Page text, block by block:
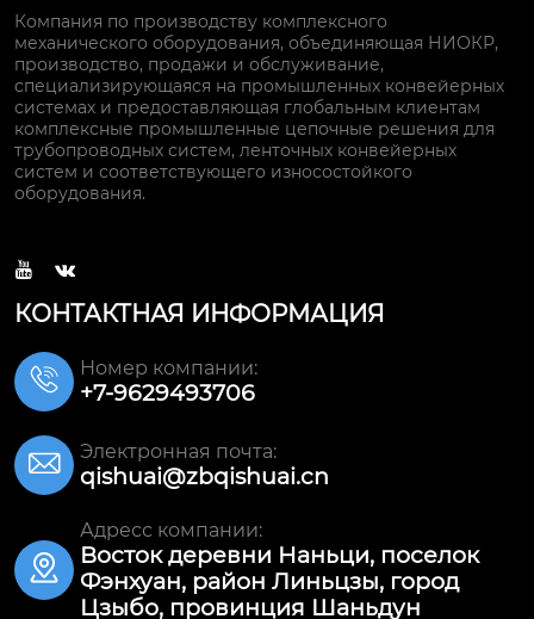
Компания по производству комплексного
механического оборудования, объединяющая НИОКР,
производство, продажи и обслуживание,
специализирующаяся на промышленных конвейерных
системах и предоставляющая глобальным клиентам
комплексные промышленные цепочные решения для
трубопроводных систем, ленточных конвейерных
систем и соответствующего износостойкого
оборудования.
 
КОНТАКТНАЯ ИНФОРМАЦИЯ
 Номер компании:
+7-9629493706
 Электронная почта:
qishuai@zbqishuai.cn

Адресс компании:
Восток деревни Наньци, поселок
Фэнхуан, район Линьцзы, город
Цзыбо, провинция Шаньдун